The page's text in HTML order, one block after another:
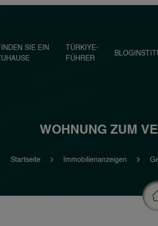
SIE EIN
TÜRKIYE-
FÜHRER
BLOG
WOHNUNG ZUM
Startseite Immobilienanzeigen